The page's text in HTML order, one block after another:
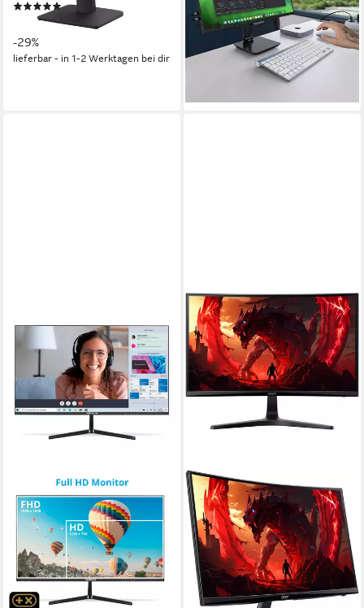
(26)
70,78 € UVP 99,00 €
-29%
lieferbar - in 1-2 Werktagen bei dir
Produktdatenblatt
(2)
289,99 € UVP517,12 €
14,40 €
mtl. in 24 Raten